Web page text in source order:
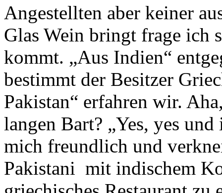
Angestellten aber keiner
Glas Wein bringt frage ich
kommt. „Aus Indien“
bestimmt der Besitzer
Pakistan“ erfahren wir.
langen Bart? „Yes, yes
mich freundlich und
Pakistani mit indischem